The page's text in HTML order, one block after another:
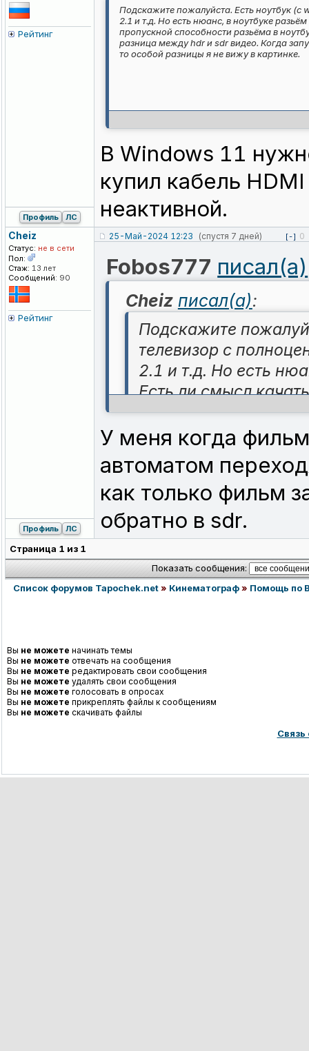
Рейтинг
Подскажите пожалуйста. Есть ноутбук (с
2.1 и т.д. Но есть нюанс, в ноутбуке
пропускной способности разьёма в
разница между hdr и sdr видео. Когда
то особой разницы я не вижу в картинке.
В Windows 11
купил кабель
неактивной.
Профиль ЛС
Cheiz
Статус: не в сети
Пол:
Стаж: 13 лет
Сообщений: 90
Рейтинг
25-Май-2024 12:23 (спустя 7 дней) [-] 0
Fobos777 писал(а)
Cheiz писал(а):
Подскажите
телевизор с
2.1 и т.д. Но есть
Есть ли смысл
пропускной
передавать HDR
есть ли разница
фильм в hdr,
режим, но что-то
В Windows 11 нужно еще включать HDR.
У меня когда
автоматом
как только фильм
обратно в sdr.
Профиль ЛС
Страница 1 из 1
Показать сообщения:
Список форумов Tapochek.net» Кинематограф» Помощь по
Вы не можете начинать темы
Вы не можете отвечать на сообщения
Вы не можете редактировать свои сообщения
Вы не можете удалять свои сообщения
Вы не можете голосовать в опросах
Вы не можете прикреплять файлы к сообщениям
Вы не можете скачивать файлы